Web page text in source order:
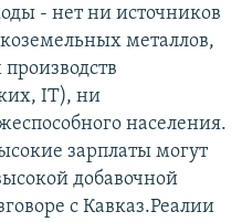
- нет ни источников
металлов,
IT), ни
населения.
зарплаты могут
добавочной
с Кавказ.Реалии